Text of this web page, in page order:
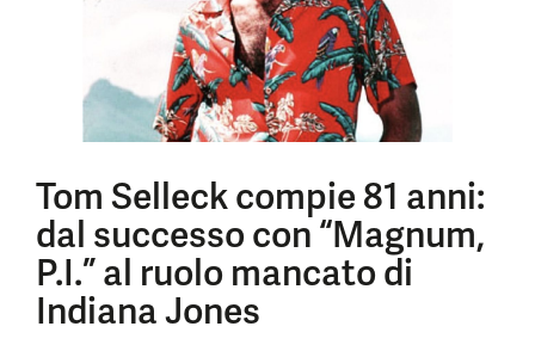
Tom Selleck compie 81 anni:
dal successo con “Magnum,
P.I.” al ruolo mancato di
Indiana Jones